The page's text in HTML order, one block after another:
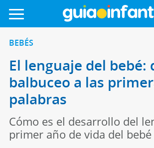
BEBÉS
El lenguaje del bebé:
balbuceo a las
palabras
Cómo es el desarrollo del
primer año de vida del bebé